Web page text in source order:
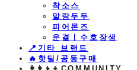
착소스
말랑두두
피어몬즈
운결ㅣ수호장생
📍기타 브랜드
🔥핫딜/공동구매